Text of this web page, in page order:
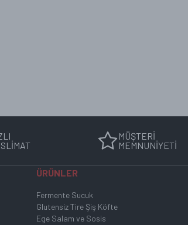
Kargo süresince ürünün soğuk kalması sağlanır
son kullanma tarihine kadar tüketilebilir.
MÜŞTERİ
MEMNUNİYETİ
ÜRÜNLER
Fermente Sucuk
Glutensiz Tire Şiş Köfte
Ege Salam ve Sosis